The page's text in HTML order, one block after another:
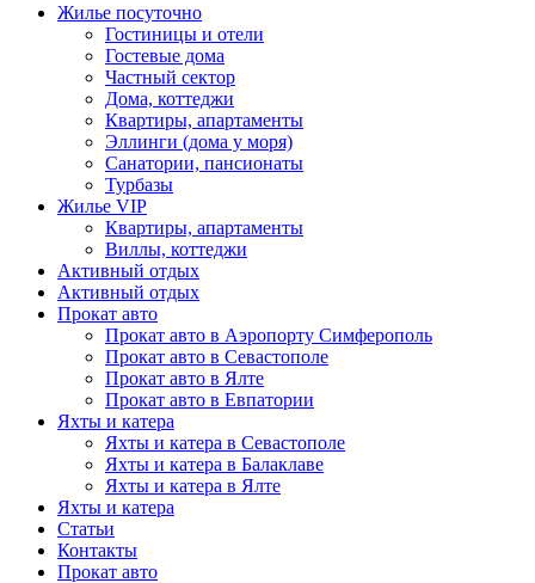
Жилье посуточно
Гостиницы и отели
Гостевые дома
Частный сектор
Дома, коттеджи
Квартиры, апартаменты
Эллинги (дома у моря)
Санатории, пансионаты
Турбазы
Жилье VIP
Квартиры, апартаменты
Виллы, коттеджи
Активный отдых
Активный отдых
Прокат авто
Прокат авто в Аэропорту Симферополь
Прокат авто в Севастополе
Прокат авто в Ялте
Прокат авто в Евпатории
Яхты и катера
Яхты и катера в Севастополе
Яхты и катера в Балаклаве
Яхты и катера в Ялте
Яхты и катера
Статьи
Контакты
Прокат авто